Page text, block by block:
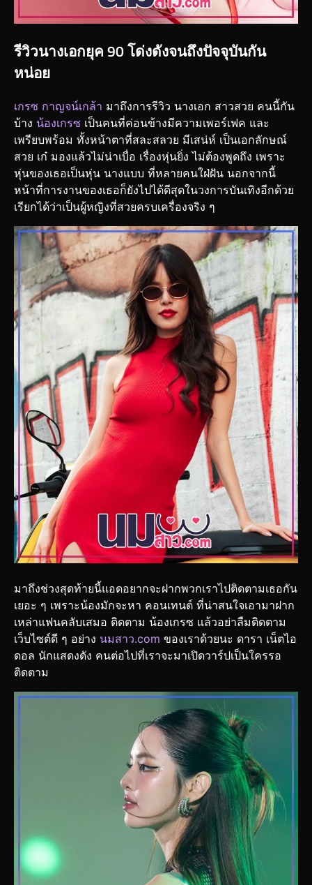
รีวิวนางเอกยุค 90 โด่งดังจนถึงปัจจุบันกัน
หน่อย
เกรซ กาญจน์เกล้า มาถึงการรีวิว นางเอก สาวสวย คนนี้กัน
บ้าง น้องเกรซ เป็นคนที่ค่อนข้างมีความเพอร์เฟค และ
เพรียบพร้อม ทั้งหน้าตาที่สละสลวย มีเสน่ห์ เป็นเอกลักษณ์
สวย เก๋ มองแล้วไม่น่าเบื่อ เรื่องหุ่นยิ่ง ไม่ต้องพูดถึง เพราะ
หุ่นของเธอเป็นหุ่น นางแบบ ที่หลายคนใฝ่ฝัน นอกจากนี้
หน้าที่การงานของเธอก็ยังไปได้ดีสุดในวงการบันเทิงอีกด้วย
เรียกได้ว่าเป็นผู้หญิงที่สวยครบเครื่องจริง ๆ
มาถึงช่วงสุดท้ายนี้แอดอยากจะฝากพวกเราไปติดตามเธอกัน
เยอะ ๆ เพราะน้องมักจะหา คอนเทนต์ ที่น่าสนใจเอามาฝาก
เหล่าแฟนคลับเสมอ ติดตาม น้องเกรซ แล้วอย่าลืมติดตาม
เว็บไซต์ดี ๆ อย่าง นมสาว.com ของเราด้วยนะ ดารา เน็ตไอ
ดอล นักแสดงดัง คนต่อไปที่เราจะมาเปิดวาร์ปเป็นใครรอ
ติดตาม